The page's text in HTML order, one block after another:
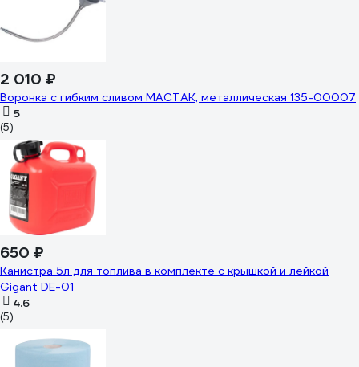
2 010 ₽
Воронка с гибким сливом МАСТАК, металлическая 135-00007
5
(5)
650 ₽
Канистра 5л для топлива в комплекте с крышкой и лейкой
Gigant DE-01
4.6
(5)